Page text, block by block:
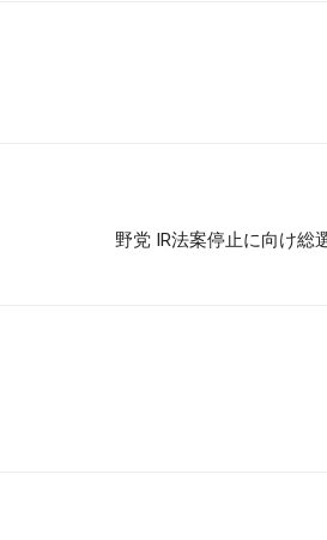
野党 IR法案停止に向け総